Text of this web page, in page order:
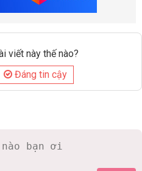
viết này thế nào?
Đáng tin cậy